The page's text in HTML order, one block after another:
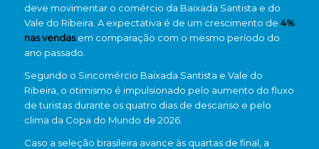
deve movimentar o comércio da Baixada Santista e do
Vale do Ribeira. A expectativa é de um crescimento de 4%
nas vendasem comparação com o mesmo período do
ano passado.
Segundo o Sincomércio Baixada Santista e Vale do
Ribeira, o otimismo é impulsionado pelo aumento do fluxo
de turistas durante os quatro dias de descanso e pelo
clima da Copa do Mundo de 2026.
Caso a seleção brasileira avance às quartas de final, a